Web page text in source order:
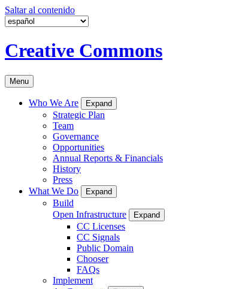
Saltar al contenido
Creative Commons
Menu
Who We Are Expand
Strategic Plan
Team
Governance
Opportunities
Annual Reports & Financials
History
Press
What We Do
Expand
Build
Open Infrastructure
Expand
CC Licenses
CC Signals
Public Domain
Chooser
FAQs
Implement